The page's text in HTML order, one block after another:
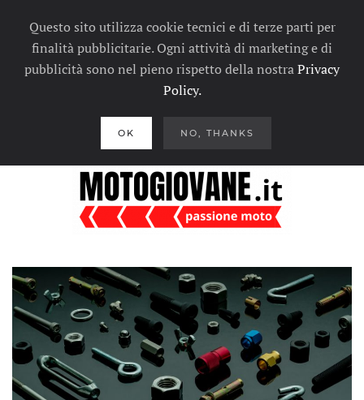
Questo sito utilizza cookie tecnici e di terze parti per
finalità pubblicitarie. Ogni attività di marketing e di
pubblicità sono nel pieno rispetto della nostraPrivacy
Policy.
OK NO, THANKS